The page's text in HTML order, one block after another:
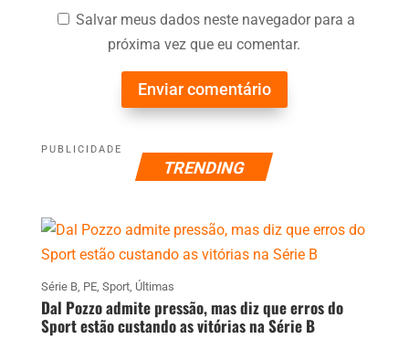
Salvar meus dados neste navegador para a
próxima vez que eu comentar.
Enviar comentário
PUBLICIDADE
TRENDING
Série B, PE, Sport, Últimas
Dal Pozzo admite pressão, mas diz que erros do
Sport estão custando as vitórias na Série B